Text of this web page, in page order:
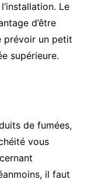
Le
d’être
prévoir un petit
supérieure.
de fumées,
vous
il faut